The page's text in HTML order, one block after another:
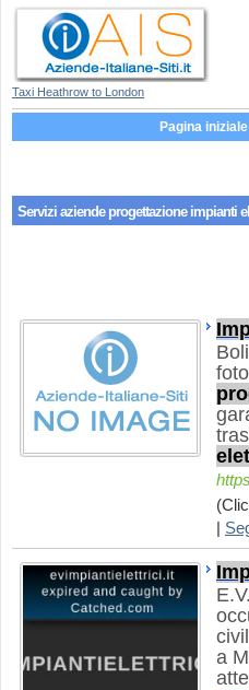
Taxi Heathrow to London
Pagina iniziale
Servizi aziende progettazione impianti
a